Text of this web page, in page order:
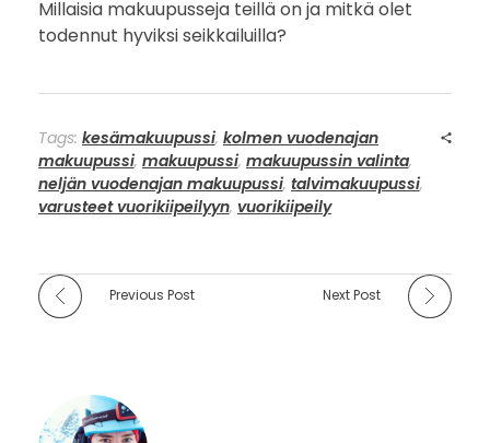
Millaisia makuupusseja teillä on ja mitkä olet
todennut hyviksi seikkailuilla?
Tags: kesämakuupussi, kolmen vuodenajan
makuupussi, makuupussi, makuupussin valinta,
neljän vuodenajan makuupussi, talvimakuupussi,
varusteet vuorikiipeilyyn, vuorikiipeily
Previous Post Next Post